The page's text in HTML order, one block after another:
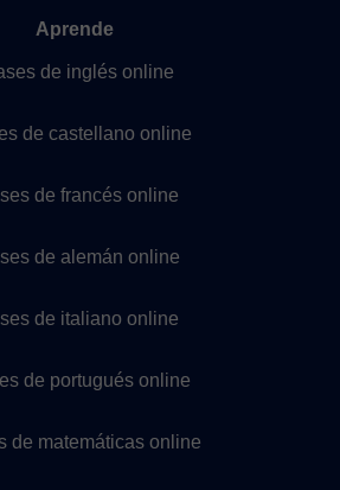
Aprende
de inglés online
de castellano online
de francés online
de alemán online
de italiano online
de portugués online
de matemáticas online